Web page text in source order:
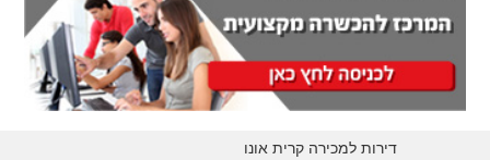
דירות למכירה קרית אונו